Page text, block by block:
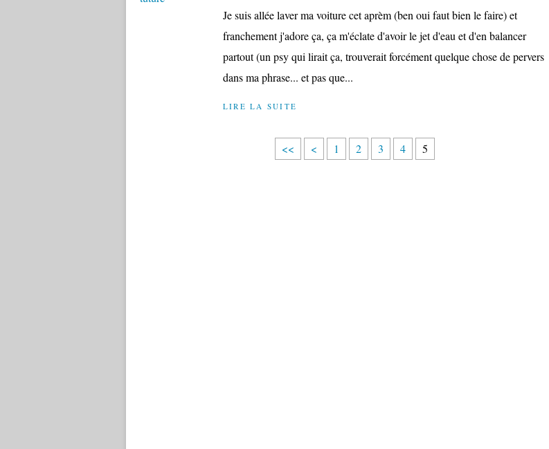
Je suis allée laver ma voiture cet aprèm (ben oui faut bien le faire) et
franchement j'adore ça, ça m'éclate d'avoir le jet d'eau et d'en balancer
partout (un psy qui lirait ça, trouverait forcément quelque chose de pervers
dans ma phrase... et pas que...
LIRE LA SUITE
<< < 1 2 3 4 5